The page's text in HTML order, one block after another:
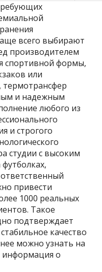
всего выбирают
производителем
спортивной формы,
или
термотрансфер
и надежным
любого из
и строгого
студии с высоким
привести
1000 реальных
Такое
подтверждает
качество
можно узнать на
информация о